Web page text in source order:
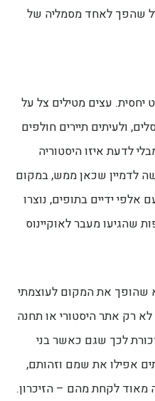
שהפך לאחד מסמליה של
יחסית. עצים מטילים צל על
ולעיתים תיירים חולפים
לדעת איזו היסטוריה
לדמיין שכאן ממש, במקום
אלפי ידיים בתופים, נוצרו
שהגיעו מעבר לאוקיינוס
שהופך את המקום לעוצמתי
רק אתר היסטורי או תחנה
לכך שגם כאשר בני
אפילו את שמם וזהותם,
לקחת מהם – הזיכרון.